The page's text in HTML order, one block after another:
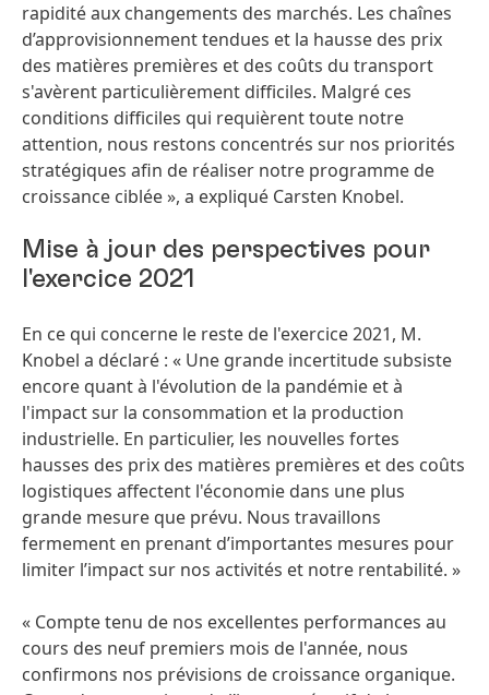
rapidité aux changements des marchés. Les chaînes
d’approvisionnement tendues et la hausse des prix
des matières premières et des coûts du transport
s'avèrent particulièrement difficiles. Malgré ces
conditions difficiles qui requièrent toute notre
attention, nous restons concentrés sur nos priorités
stratégiques afin de réaliser notre programme de
croissance ciblée », a expliqué Carsten Knobel.
Mise à jour des perspectives pour
l'exercice 2021
En ce qui concerne le reste de l'exercice 2021, M.
Knobel a déclaré : « Une grande incertitude subsiste
encore quant à l'évolution de la pandémie et à
l'impact sur la consommation et la production
industrielle. En particulier, les nouvelles fortes
hausses des prix des matières premières et des coûts
logistiques affectent l'économie dans une plus
grande mesure que prévu. Nous travaillons
fermement en prenant d’importantes mesures pour
limiter l’impact sur nos activités et notre rentabilité. »
« Compte tenu de nos excellentes performances au
cours des neuf premiers mois de l'année, nous
confirmons nos prévisions de croissance organique.